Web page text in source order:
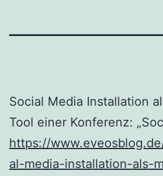
Social Media Installation
Tool einer Konferenz:
https://
al-media-installation-als-